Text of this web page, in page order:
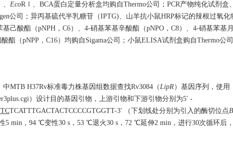
EcoRⅠ、BCA蛋白定量分析盒均购自Thermo公司；PCR产物纯化试剂盒
公司；异丙基硫代半乳糖苷（IPTG)、山羊抗小鼠HRP标记的辣根过氧
己酸酯（pNPH，C6）、4-硝基苯基辛酸酯（pNPO，C8）、4-硝基苯基
酯（pNPP，C16）均购自Sigama公司；小鼠ELISA试剂盒购自Thermo公
MTB H37Rv标准毒力株基因组数据查找Rv3084（LipR）基因序列，使用
）设计目的基因引物，上游引物和下游引物分别为5′ -
TCATTTGACTACTCCCCGTGGTT-3′ （下划线处分别为引入的酶切位点
5 min，94 ℃变性30 s，53 ℃退火30 s，72 ℃延伸2 min，进行30次循环后